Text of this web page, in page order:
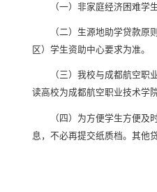
（一）非家庭经济困难学
（二）生源地助学贷款原
区）学生资助中心要求为准。
（三）我校与成都航空
读高校为成都航空职业技术学
（四）为方便学生方便及
息，不必再提交纸质档。其他